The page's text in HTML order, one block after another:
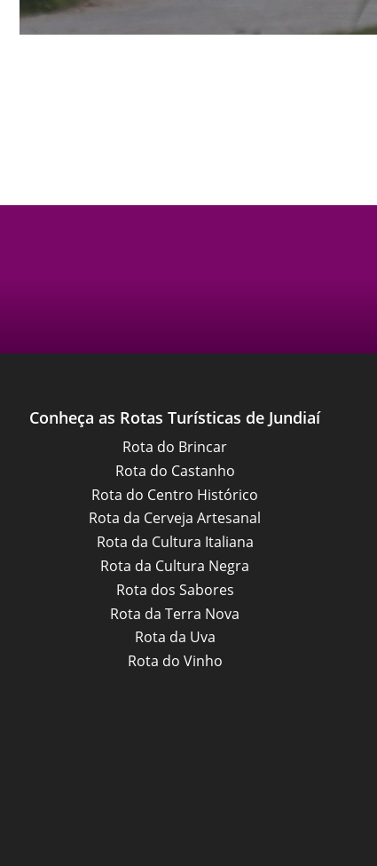
Conheça as Rotas Turísticas de Jundiaí
Rota do Brincar
Rota do Castanho
Rota do Centro Histórico
Rota da Cerveja Artesanal
Rota da Cultura Italiana
Rota da Cultura Negra
Rota dos Sabores
Rota da Terra Nova
Rota da Uva
Rota do Vinho